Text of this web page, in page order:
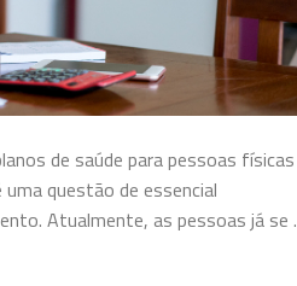
de saúde para pessoas físicas
questão de essencial
Atualmente, as pessoas já se .